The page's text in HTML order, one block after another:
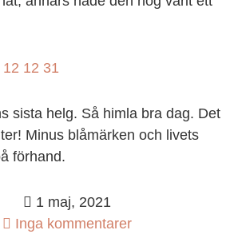
sista helg. Så himla bra dag. Det
Minus blåmärken och livets
förhand.
1 maj, 2021
Inga kommentarer